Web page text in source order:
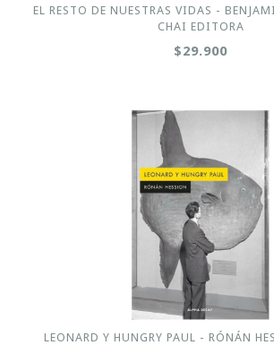
EL RESTO DE NUESTRAS VIDAS -
CHAI EDITORA
$29.900
LEONARD Y HUNGRY PAUL - RÓNÁN